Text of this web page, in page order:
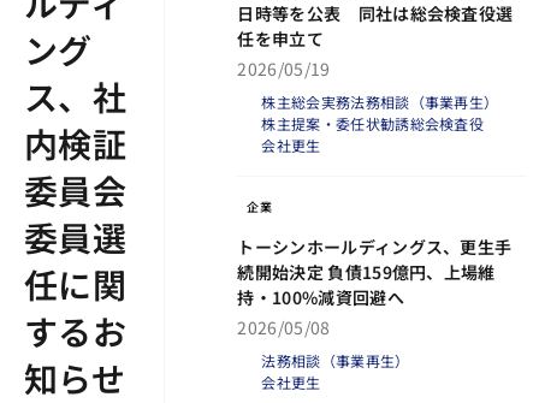
ング
ス、社
内検証
委員会
委員選
任に関
するお
知らせ
日時等を公表 同社は総会検査役選
任を申立て
2026/05/19
株主総会実務法務相談（事業再生）
株主提案・委任状勧誘総会検査役
会社更生
企業
トーシンホールディングス、更生手
続開始決定 負債159億円、上場維
持・100%減資回避へ
2026/05/08
法務相談（事業再生）
会社更生